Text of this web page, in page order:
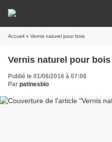
Accueil » Vernis naturel pour bois
Vernis naturel pour bois
Publié le 01/06/2016 à 07:06
Par patinesbio